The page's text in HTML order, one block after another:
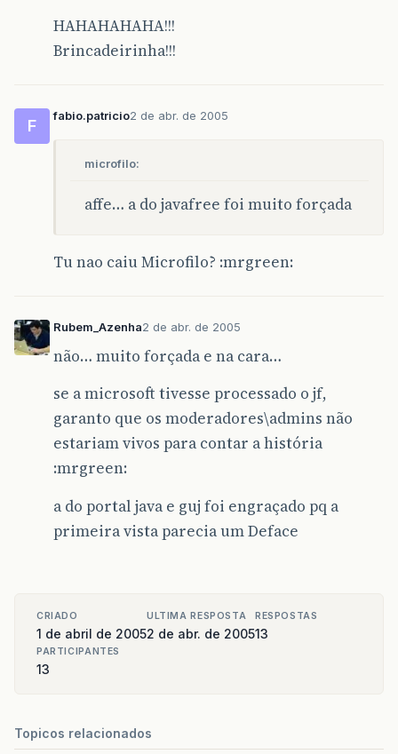
HAHAHAHAHA!!!
Brincadeirinha!!!
F
fabio.patricio2 de abr. de 2005
microfilo:
affe… a do javafree foi muito forçada
Tu nao caiu Microfilo? :mrgreen:
Rubem_Azenha2 de abr. de 2005
não… muito forçada e na cara…
se a microsoft tivesse processado o jf,
garanto que os moderadores\admins não
estariam vivos para contar a história
:mrgreen:
a do portal java e guj foi engraçado pq a
primeira vista parecia um Deface
CRIADO
1 de abril de 2005
ULTIMA RESPOSTA
2 de abr. de 2005
RESPOSTAS
13
PARTICIPANTES
13
Topicos relacionados